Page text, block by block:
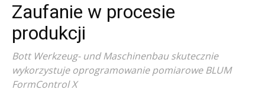
Zaufanie w procesie
produkcji
Bott Werkzeug- und Maschinenbau skutecznie
wykorzystuje oprogramowanie pomiarowe BLUM
FormControl X